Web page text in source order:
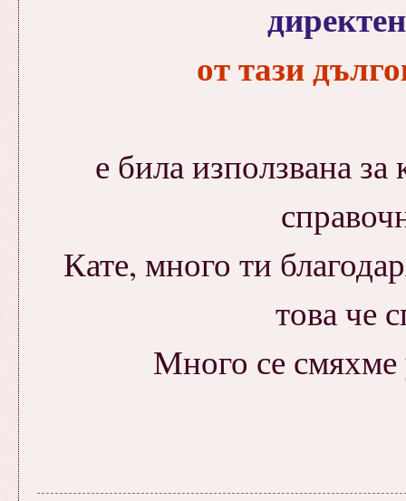
от тази
е била използвана
Кате, много ти
това че
Много се смяхме